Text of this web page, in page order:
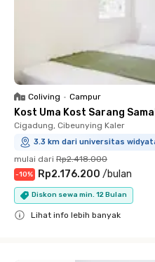
Coliving • Campur
Kost Uma Kost Sarang
Cigadung, Cibeunying Kaler
3.3 km dari universitas
mulai dari Rp2.418.000
-10% Rp2.176.200 /bulan
Diskon sewa min. 12 Bulan
Lihat info lebih banyak